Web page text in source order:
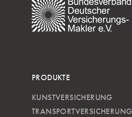
PRODUKTE
KUNSTVERSICHERUNG
TRANSPORTVERSICHERUNG